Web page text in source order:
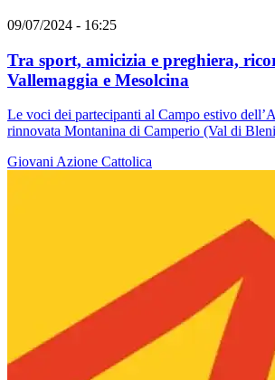
09/07/2024 - 16:25
Tra sport, amicizia e preghiera,
Vallemaggia e Mesolcina
Le voci dei partecipanti al Campo estivo
rinnovata Montanina di Camperio (Val di
Giovani Azione Cattolica